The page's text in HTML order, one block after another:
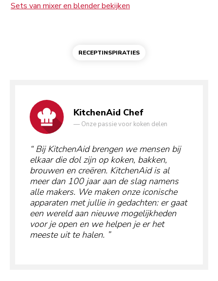
Sets van mixer en blender bekijken
RECEPTINSPIRATIES
KitchenAid Chef
— Onze passie voor koken delen
Bij KitchenAid brengen we mensen bij
elkaar die dol zijn op koken, bakken,
brouwen en creëren. KitchenAid is al
meer dan 100 jaar aan de slag namens
alle makers. We maken onze iconische
apparaten met jullie in gedachten: er gaat
een wereld aan nieuwe mogelijkheden
voor je open en we helpen je er het
meeste uit te halen.